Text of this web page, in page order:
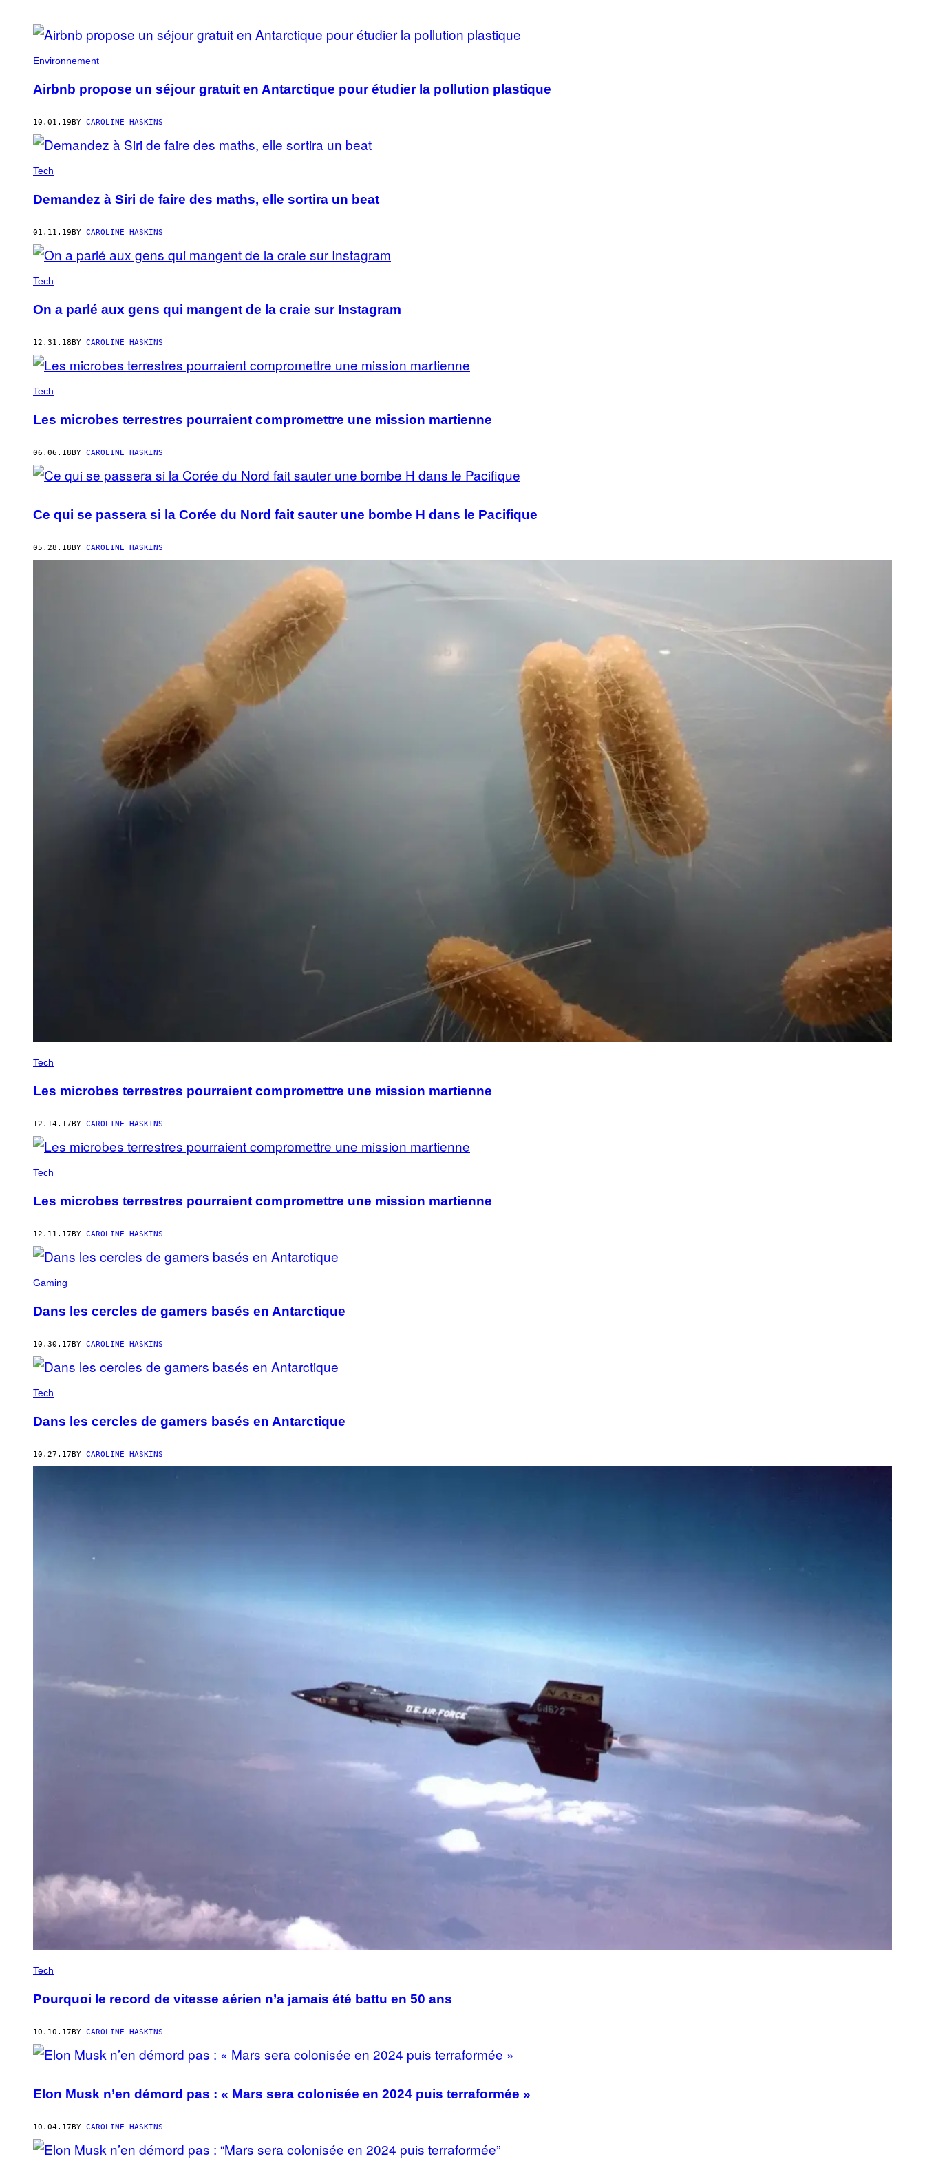
POSTS
BY
THIS
Environnement
Airbnb propose un séjour gratuit en Antarctique pour étudier la pollution plastique
10.01.19 BY CAROLINE HASKINS
Tech
Demandez à Siri de faire des maths, elle sortira un beat
01.11.19 BY CAROLINE HASKINS
Tech
On a parlé aux gens qui mangent de la craie sur Instagram
12.31.18 BY CAROLINE HASKINS
Tech
Les microbes terrestres pourraient compromettre une mission martienne
06.06.18 BY CAROLINE HASKINS
Ce qui se passera si la Corée du Nord fait sauter une bombe H dans le Pacifique
05.28.18 BY CAROLINE HASKINS
Tech
Les microbes terrestres pourraient compromettre une mission martienne
12.14.17BY CAROLINE HASKINS
Tech
Les microbes terrestres pourraient compromettre une mission martienne
12.11.17BY CAROLINE HASKINS
Gaming
Dans les cercles de gamers basés en Antarctique
10.30.17BY CAROLINE HASKINS
Tech
Dans les cercles de gamers basés en Antarctique
10.27.17BY CAROLINE HASKINS
Tech
Pourquoi le record de vitesse aérien n’a jamais été battu en 50 ans
10.10.17BY CAROLINE HASKINS
Elon Musk n’en démord pas : « Mars sera colonisée en 2024 puis terraformée »
10.04.17BY CAROLINE HASKINS